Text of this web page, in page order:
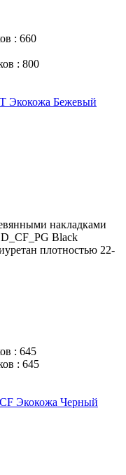
: 660
: 800
Экокожа Бежевый
накладками
Black
плотностью 22-
: 645
: 645
Экокожа Черный